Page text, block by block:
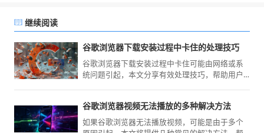
继续阅读
谷歌浏览器下载安装过程中卡住的处理技巧
谷歌浏览器下载安装过程中卡住可能由网络或系
统问题引起，本文分享有效处理技巧，帮助用户
谷歌浏览器视频无法播放的多种解决方法
如果谷歌浏览器无法播放视频，可能是由于多个